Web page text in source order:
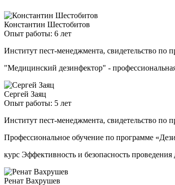
Константин Шестобитов
Опыт работы: 6 лет
Институт пест-менеджмента, свидетельство по
"Медицинский дезинфектор" -
Сергей Заяц
Опыт работы: 5 лет
Институт пест-менеджмента, свидетельство по
Профессиональное обучение по программе
курс Эффективность и безопасность
Ренат Вахрушев